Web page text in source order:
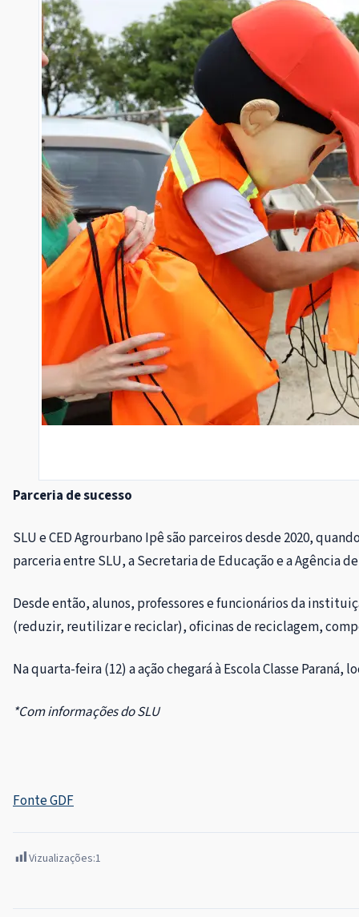
Parceria de sucesso
SLU e CED Agrourbano Ipê são parceiros desde 2020,
parceria entre SLU, a Secretaria de Educação e a Agência
Desde então, alunos, professores e funcionários da
(reduzir, reutilizar e reciclar), oficinas de reciclagem,
Na quarta-feira (12) a ação chegará à Escola Classe
*Com informações do SLU
Fonte GDF
Vizualizações:1